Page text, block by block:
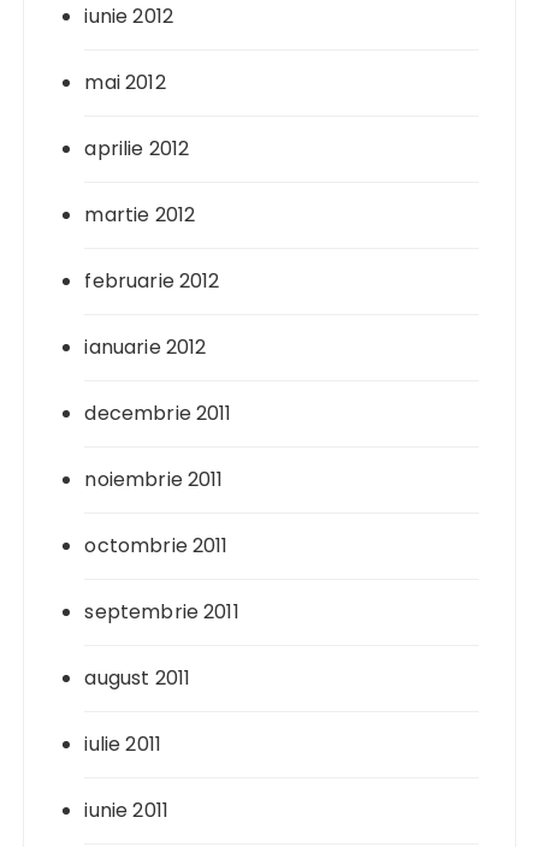
iunie 2012
mai 2012
aprilie 2012
martie 2012
februarie 2012
ianuarie 2012
decembrie 2011
noiembrie 2011
octombrie 2011
septembrie 2011
august 2011
iulie 2011
iunie 2011